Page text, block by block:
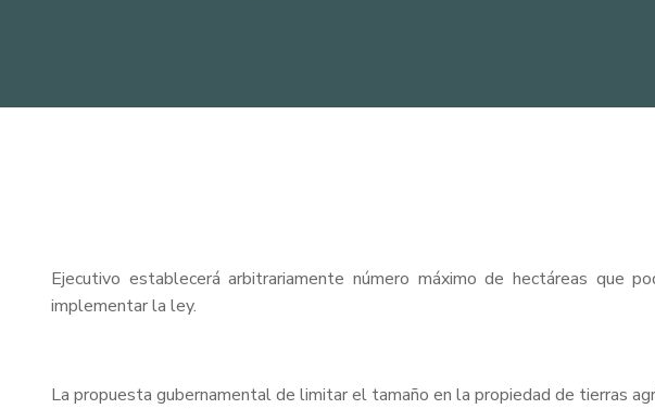
Ejecutivo establecerá arbitrariamente número máximo de hectáreas que
implementar la ley.
La propuesta gubernamental de limitar el tamaño en la propiedad de tierras